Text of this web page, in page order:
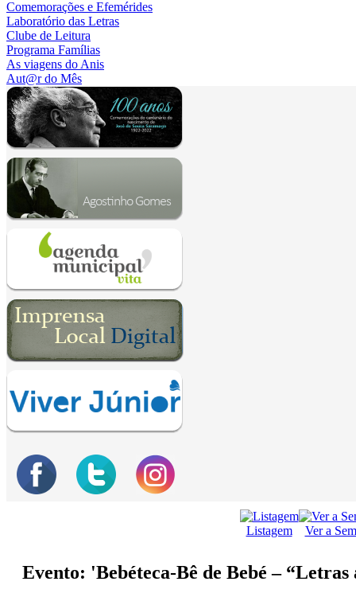
Comemorações e Efemérides
Laboratório das Letras
Clube de Leitura
Programa Famílias
As viagens do Anis
Aut@r do Mês
Listagem Ver a
Evento: 'Bebéteca-Bê de Bebé –